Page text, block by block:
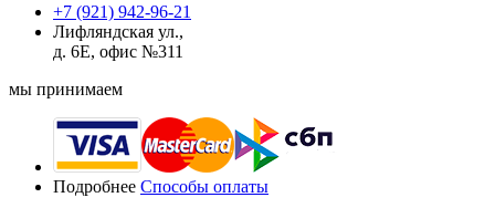
+7 (921) 942-96-21
Лифляндская ул.,
д. 6Е, офис №311
мы принимаем
Подробнее Способы оплаты